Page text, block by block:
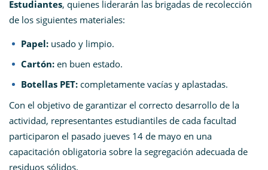
Estudiantes, quienes liderarán las brigadas de recolección
de los siguientes materiales:
Papel: usado y limpio.
Cartón: en buen estado.
Botellas PET: completamente vacías y aplastadas.
Con el objetivo de garantizar el correcto desarrollo de la
actividad, representantes estudiantiles de cada facultad
participaron el pasado jueves 14 de mayo en una
capacitación obligatoria sobre la segregación adecuada de
residuos sólidos.